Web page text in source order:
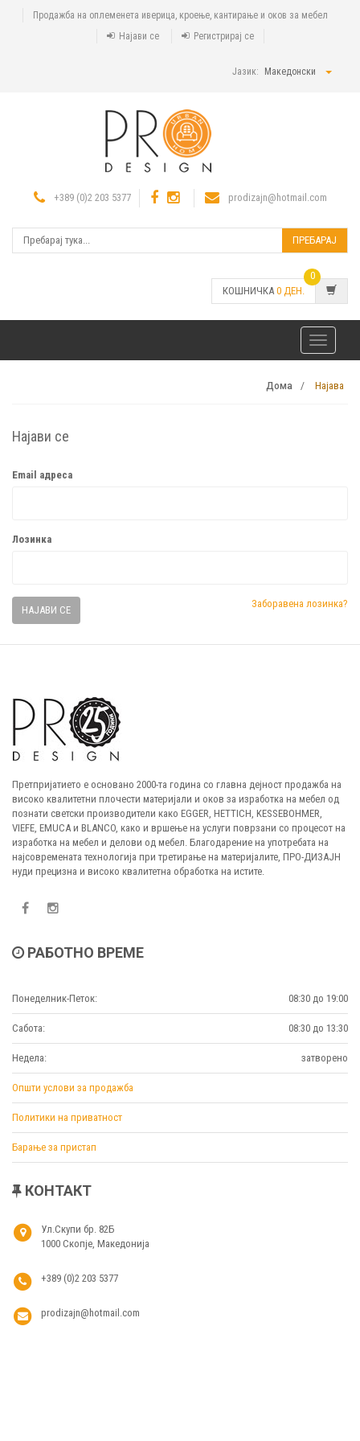
Продажба на оплеменета иверица, кроење, кантирање и оков за мебел
Најави се
Регистрирај се
Јазик: Македонски
+389 (0)2 203 5377 prodizajn@hotmail.com
ПРЕБАРАЈ
КОШНИЧКА 0 ДЕН.
0
Toggle
navigation
Дома Најава
Најави се
Email адреса
Лозинка
НАЈАВИ СЕ
Заборавена лозинка?
Претпријатието е основано 2000-та година со главна дејност продажба на
високо квалитетни плочести материјали и оков за изработка на мебел од
познати светски производители како EGGER, HETTICH, KESSEBOHMER,
VIEFE, EMUCA и BLANCO, како и вршење на услуги поврзани со процесот на
изработка на мебел и делови од мебел. Благодарение на употребата на
најсовремената технологија при третирање на материјалите, ПРО-ДИЗАЈН
нуди прецизна и високо квалитетна обработка на истите.
РАБОТНО ВРЕМЕ
Понеделник-Петок: 08:30 до 19:00
Сабота: 08:30 до 13:30
Недела: затворено
Општи услови за продажба
Политики на приватност
Барање за пристап
КОНТАКТ
Ул.Скупи бр. 82Б
1000 Скопје, Македонија
+389 (0)2 203 5377
prodizajn@hotmail.com